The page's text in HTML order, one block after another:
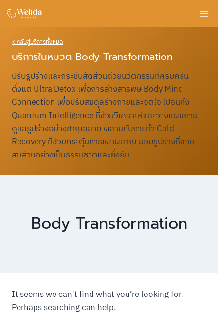
Skip
< กลับสู่บริการทั้งหมด
บริการในหมวด Body Transformation
ปรับรูปร่างและกระชับสัดส่วนด้วยนวัตกรรมที่ครบครัน
ตั้งแต่ Ultra Detox เพื่อการล้างสารพิษ Body Mind
Connection เพื่อปรับสมดุลร่างกายและจิตใจ ไปจนถึง
Quantum Intelligence ที่ช่วยวิเคราะห์และวางแผนการ
ดูแลรูปร่างอย่างชาญฉลาด ผสานกับการทำ Cold
Recovery ที่ช่วยกระตุ้นการเผาผลาญ มอบรูปร่างที่สวย
สมส่วนอย่างเป็นธรรมชาติและยั่งยืน
Body Transformation
It seems we can’t find what you’re looking for.
Perhaps searching can help.